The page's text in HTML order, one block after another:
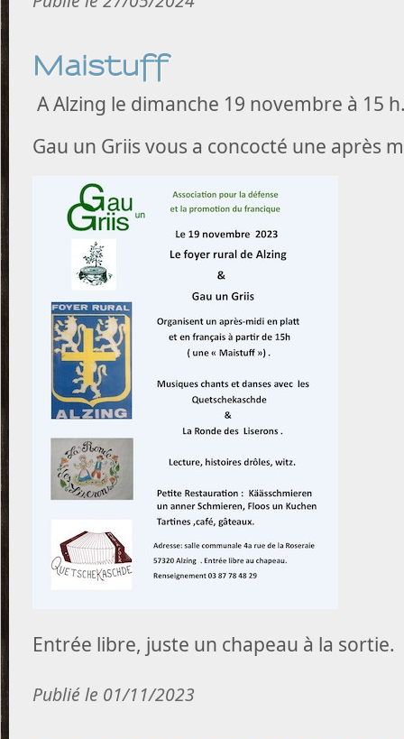
Maistuff
A Alzing le dimanche 19 novembre à 15
Gau un Griis vous a concocté une après
Entrée libre, juste un chapeau à la sortie.
Publié le 01/11/2023